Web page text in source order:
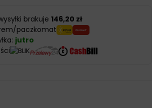
brakuje 146,20 zł
paczkomat
jutro